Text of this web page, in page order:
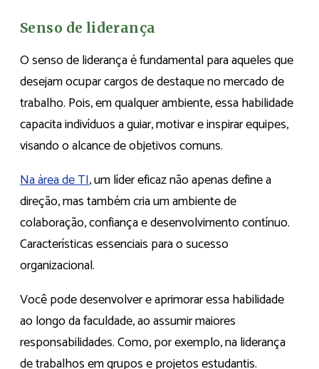
Senso de liderança
O senso de liderança é fundamental para aqueles que
desejam ocupar cargos de destaque no mercado de
trabalho. Pois, em qualquer ambiente, essa habilidade
capacita indivíduos a guiar, motivar e inspirar equipes,
visando o alcance de objetivos comuns.
Na área de TI, um líder eficaz não apenas define a
direção, mas também cria um ambiente de
colaboração, confiança e desenvolvimento contínuo.
Características essenciais para o sucesso
organizacional.
Você pode desenvolver e aprimorar essa habilidade
ao longo da faculdade, ao assumir maiores
responsabilidades. Como, por exemplo, na liderança
de trabalhos em grupos e projetos estudantis.